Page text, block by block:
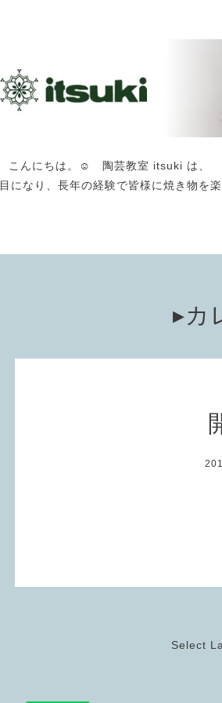
こんにちは。☺️ 陶芸教室 itsuki は、
目になり、長年の経験で皆様に焼き物を
▸カ
Select